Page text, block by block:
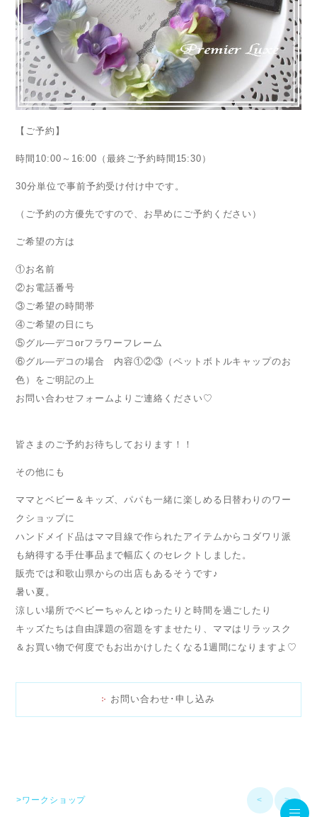
【ご予約】
時間10:00～16:00（最終ご予約時間15:30）
30分単位で事前予約受け付け中です。
（ご予約の方優先ですので、お早めにご予約ください）
ご希望の方は
①お名前
②お電話番号
③ご希望の時間帯
④ご希望の日にち
⑤グル―デコorフラワーフレーム
⑥グル―デコの場合 内容①②③（ペットボトルキャップのお
色）をご明記の上
お問い合わせフォームよりご連絡ください♡
皆さまのご予約お待ちしております！！
その他にも
ママとベビー＆キッズ、パパも一緒に楽しめる日替わりのワー
クショップに
ハンドメイド品はママ目線で作られたアイテムからコダワリ派
も納得する手仕事品まで幅広くのセレクトしました。
販売では和歌山県からの出店もあるそうです♪
暑い夏。
涼しい場所でベビーちゃんとゆったりと時間を過ごしたり
キッズたちは自由課題の宿題をすませたり、ママはリラッスク
＆お買い物で何度でもお出かけしたくなる1週間になりますよ♡
お問い合わせ･申し込み
>ワークショップ < >